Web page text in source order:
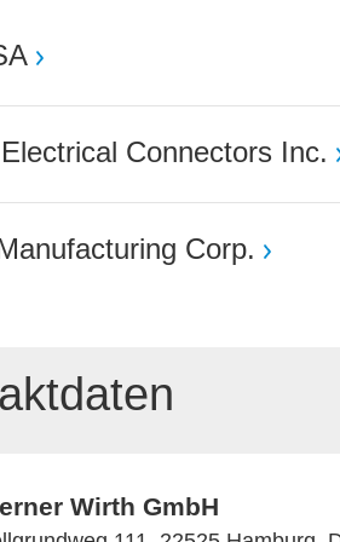
Connectors Inc.
Corp.
Wirth GmbH